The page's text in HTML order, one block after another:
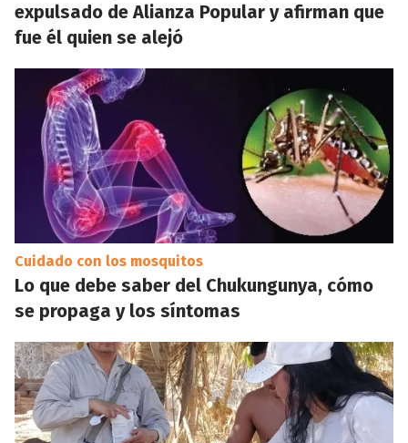
expulsado de Alianza Popular y afirman que
fue él quien se alejó
Cuidado con los mosquitos
Lo que debe saber del Chukungunya, cómo
se propaga y los síntomas